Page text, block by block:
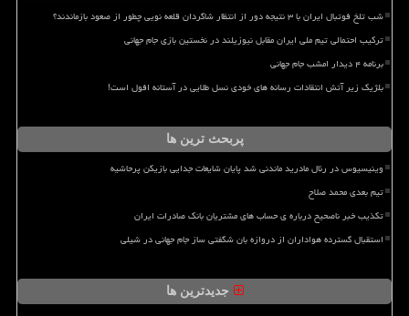
شب تلخ فوتبال ایران با ۳ نتیجه دور از انتظار شاگردان قلعه نویی چطور از صعود بازماندند؟
ترکیب احتمالی تیم ملی ایران مقابل نیوزیلند در نخستین بازی جام جهانی
برنامه ۴ دیدار امشب جام جهانی
بلژیک زیر آتش انتقادات رسانه های خودی نسل طلایی در آستانه افول است!
پربحث ترین ها
وینیسیوس در رئال مادرید ماندنی شد پایان شایعات جدایی بازیکن پرحاشیه
تیم بعدی محمد صلاح
تکذیب خبر ناصحیح درباره ی حساب های مشتریان بانک صادرات ایران
استقبال گسترده هواداران از دروازه بان شگفتی ساز جام جهانی در شیلی
جدیدترین ها